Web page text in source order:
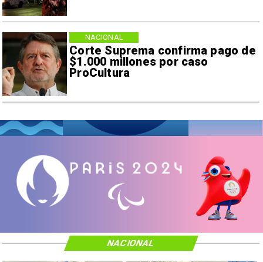
Corte Suprema confirma pago de
$1.000 millones por caso
ProCultura
NACIONAL
NACIONAL